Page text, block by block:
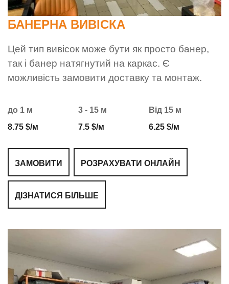
БАНЕРНА ВИВІСКА
Цей тип вивісок може бути як просто банер,
так і банер натягнутий на каркас. Є
можливість замовити доставку та монтаж.
до 1 м
8.75 $/м
3 - 15 м
7.5 $/м
Від 15 м
6.25 $/м
ЗАМОВИТИ РОЗРАХУВАТИ ОНЛАЙН
ДІЗНАТИСЯ БІЛЬШЕ